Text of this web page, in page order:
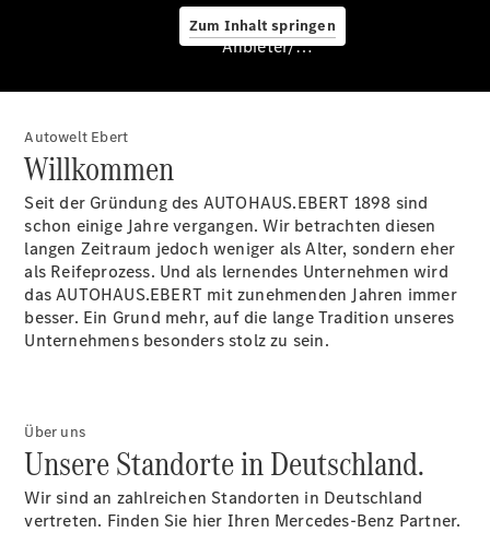
Zum Inhalt springen
Kontaktformular
Karriere
Stellenangebote
Anbieter/Datenschutz
Autowelt Ebert
Willkommen
Seit der Gründung des AUTOHAUS.EBERT 1898 sind
schon einige Jahre vergangen. Wir betrachten diesen
langen Zeitraum jedoch weniger als Alter, sondern eher
als Reifeprozess. Und als lernendes Unternehmen wird
das AUTOHAUS.EBERT mit zunehmenden Jahren immer
besser. Ein Grund mehr, auf die lange Tradition unseres
Unternehmens besonders stolz zu sein.
Über uns
Unsere Standorte in Deutschland.
Wir sind an zahlreichen Standorten in Deutschland
vertreten. Finden Sie hier Ihren Mercedes-Benz Partner.